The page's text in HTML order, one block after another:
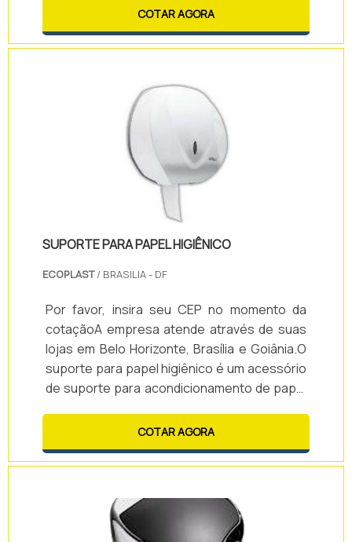
carrinho de carga plataforma.O carrinho do
tipo aramado é indicado para transporte de
materiais hospitalares com suporte de
possuem estrutura dobrável com tubos
redondos de aço inoxidável sendo eficiente
e tem o melhor custo x b.
COTAR AGORA
SUPORTE PARA PAPEL HIGIÊNICO
ECOPLAST/ BRASILIA - DF
Por favor, insira seu CEP no momento da
cotaçãoA empresa atende através de suas
lojas em Belo Horizonte, Brasília e Goiânia.O
suporte para papel higiênico é um acessório
de suporte para acondicionamento de papel
ou em bobina. O primeiro é comumente
conhecido como suporte cai-cai e o
segundo, suporte para rolão.O suporte é
tem como principal característica a
possibilidade do uso racional do papel. Os
COTAR AGORA